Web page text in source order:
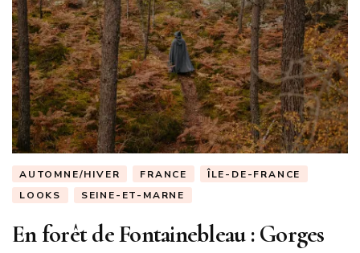
AUTOMNE/HIVER FRANCE
ÎLE-DE-FRANCE
LOOKS
SEINE-ET-MARNE
En forêt de Fontainebleau : Gorges